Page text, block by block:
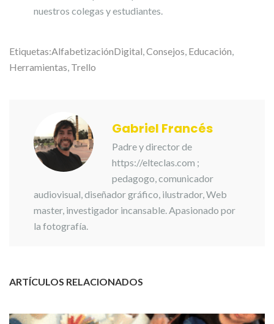
nuestros colegas y estudiantes.
Etiquetas:AlfabetizaciónDigital,Consejos, Educación,
Herramientas, Trello
Gabriel Francés
Padre y director de
https://elteclas.com ;
pedagogo, comunicador
audiovisual, diseñador gráfico, ilustrador, Web
master, investigador incansable. Apasionado por
la fotografía.
ARTÍCULOS RELACIONADOS